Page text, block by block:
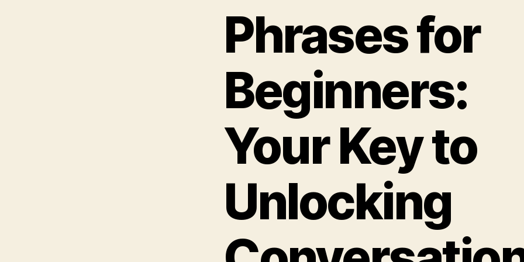
Phrases for
Beginners:
Your Key to
Unlocking